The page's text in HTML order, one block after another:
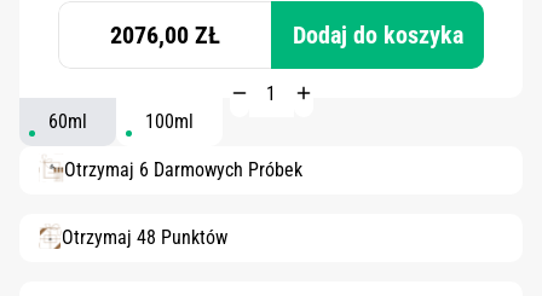
2076,00 ZŁ Dodaj do koszyka
60ml 100ml
Otrzymaj 6 Darmowych Próbek
Otrzymaj 48 Punktów